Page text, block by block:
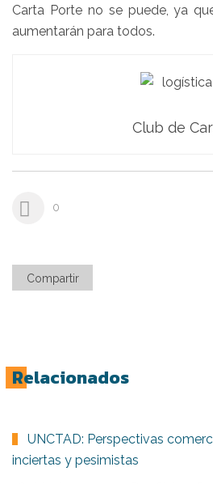
Carta Porte no se puede, ya
aumentarán para todos.
Club de
0
Compartir
Relacionados
UNCTAD: Perspectivas
inciertas y pesimistas